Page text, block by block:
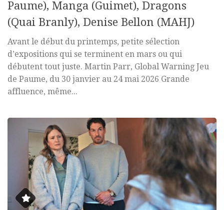
Paume), Manga (Guimet), Dragons
(Quai Branly), Denise Bellon (MAHJ)
Avant le début du printemps, petite sélection
d’expositions qui se terminent en mars ou qui
débutent tout juste. Martin Parr, Global Warning Jeu
de Paume, du 30 janvier au 24 mai 2026 Grande
affluence, même...